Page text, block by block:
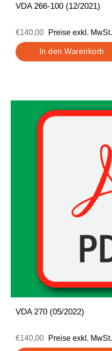
VDA 266-100 (12/2021)
€140,00 Preise exkl. MwSt.
VDA 270 (05/2022)
€140,00 Preise exkl. MwSt.